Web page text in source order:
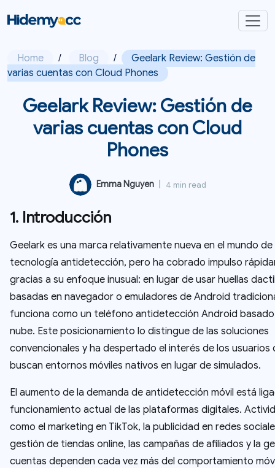
Home / Blog /
Geelark Review: Gestión de
varias cuentas con Cloud Phones
Geelark Review: Gestión de
varias cuentas con Cloud
Phones
Emma Nguyen 4 min read
1. Introducción
Geelark es una marca relativamente nueva en el mundo de
tecnología antidetección, pero ha cobrado impulso
gracias a su enfoque inusual: en lugar de usar huellas
basadas en navegador o emuladores de Android
funciona como un teléfono antidetección Android basado
nube. Este posicionamiento lo distingue de las soluciones
convencionales y ha despertado el interés de los usuarios
buscan entornos móviles nativos en lugar de simulados.
El aumento de la demanda de antidetección móvil está
funcionamiento actual de las plataformas digitales.
como el marketing en TikTok, la publicidad en redes
gestión de tiendas online, las campañas de afiliados y la
cuentas dependen cada vez más del comportamiento